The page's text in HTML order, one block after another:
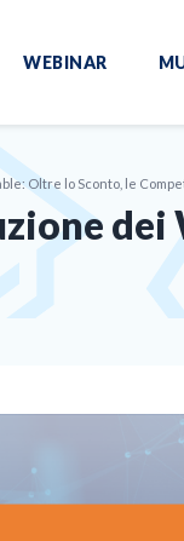
WEBINAR
Oltre lo Sconto, le